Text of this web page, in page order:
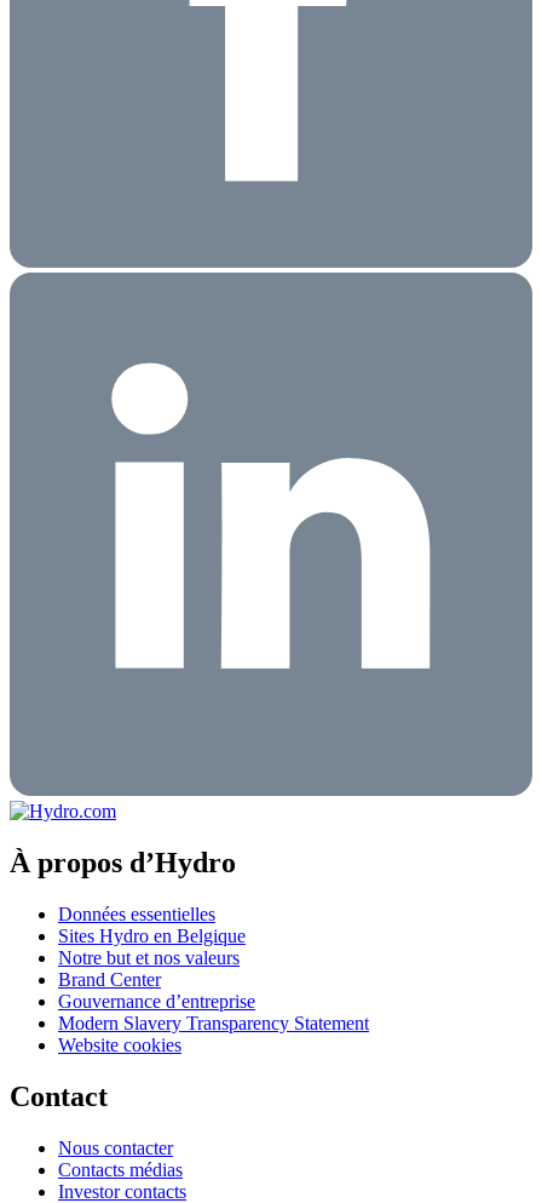
À propos d’Hydro
Données essentielles
Sites Hydro en Belgique
Notre but et nos valeurs
Brand Center
Gouvernance d’entreprise
Modern Slavery Transparency Statement
Website cookies
Contact
Nous contacter
Contacts médias
Investor contacts